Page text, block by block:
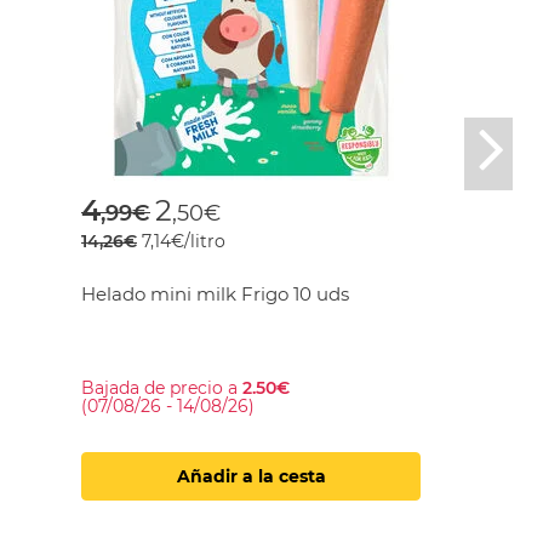
Price reduced from
4,99€to
2,50€
14,26€ 7,14€/litro
Helado mini milk Frigo 10 uds
Bajada de precio a2.50€
(07/08/26 - 14/08/26)
Añadir a la cesta